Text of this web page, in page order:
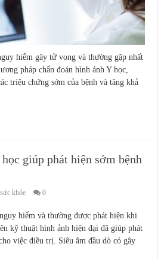
hiểm gây tử vong và thường gặp nhất
pháp chẩn đoán hình ảnh Y học,
triệu chứng sớm của bệnh và tăng khả
giúp phát hiện sớm bệnh
khỏe 0
hiểm và thường được phát hiện khi
kỹ thuật hình ảnh hiện đại đã giúp phát
việc điều trị. Siêu âm đầu dò có gây